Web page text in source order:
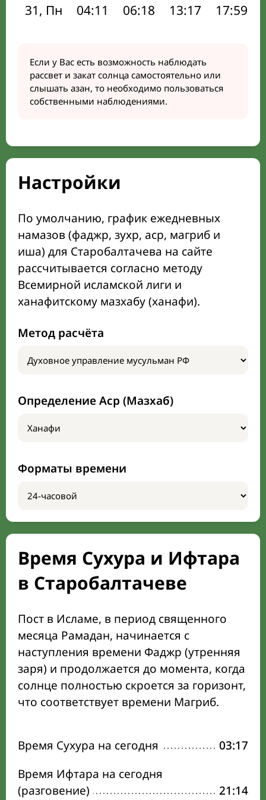
31, Пн
04:11 06:18 13:17 17:59
Если у Вас есть возможность наблюдать
рассвет и закат солнца самостоятельно или
слышать азан, то необходимо пользоваться
собственными наблюдениями.
Настройки
По умолчанию, график ежедневных
намазов (фаджр, зухр, аср, магриб и
иша) для Старобалтачева на сайте
рассчитывается согласно методу
Всемирной исламской лиги и
ханафитскому мазхабу (ханафи).
Метод расчёта
Определение Аср (Мазхаб)
Форматы времени
Время Сухура и Ифтара
в Старобалтачеве
Пост в Исламе, в период священного
месяца Рамадан, начинается с
наступления времени Фаджр (утренняя
заря) и продолжается до момента, когда
солнце полностью скроется за горизонт,
что соответствует времени Магриб.
Время Сухура на сегодня
03:17
Время Ифтара на сегодня
(разговение)
21:14